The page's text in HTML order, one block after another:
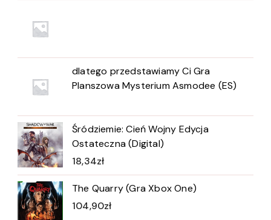
dlatego przedstawiamy Ci Gra
Planszowa Mysterium Asmodee (ES)
Śródziemie: Cień Wojny Edycja
Ostateczna (Digital)
18,34zł
The Quarry (Gra Xbox One)
104,90zł